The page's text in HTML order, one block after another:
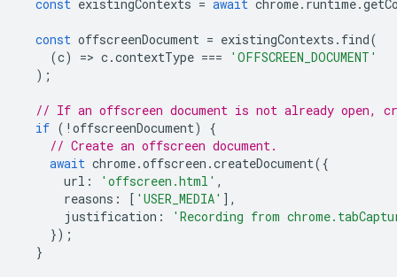
const existingContexts = await chrome. runtime.
const offscreenDocument = existingContexts . find(
(c) => c.contextType ===
'OFFSCREEN_DOCUMENT'
);
// If an offscreen document is not already open,
if ( ! offscreenDocument)
{
// Create an offscreen document.
await chrome.offscreen .createDocument({
url : 'offscreen.html' ,
reasons : [ 'USER_MEDIA' ],
justification :
'Recording from
});
}